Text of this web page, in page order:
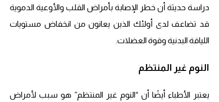
دراسة حديثة أن خطر الإصابة بأمراض القلب والأوعية الدموية
قد تضاعف لدى أولئك الذين يعانون من انخفاض مستويات
اللياقة البدنية وقوة العضلات.
النوم غير المنتظم
يعتبر الأطباء أيضًا أن “النوم غير المنتظم” هو سبب لأمراض